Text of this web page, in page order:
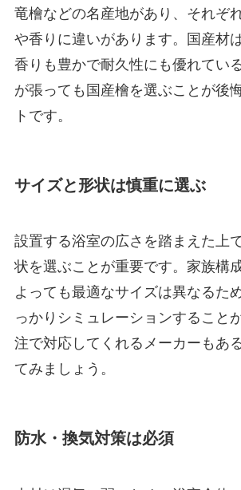
竜檜などの名産地があり、それぞ
や香りに違いがあります。国産材
香りも豊かで耐久性にも優れてい
が張っても国産檜を選ぶことが後
トです。
サイズと形状は慎重に選ぶ
設置する浴室の広さを踏まえた上
状を選ぶことが重要です。家族構
よっても最適なサイズは異なるた
っかりシミュレーションすること
注で対応してくれるメーカーもあ
てみましょう。
防水・換気対策は必須